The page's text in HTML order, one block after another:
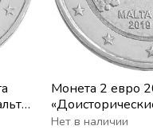
Монета 2 евро
- Храм Та’
Нет в наличии